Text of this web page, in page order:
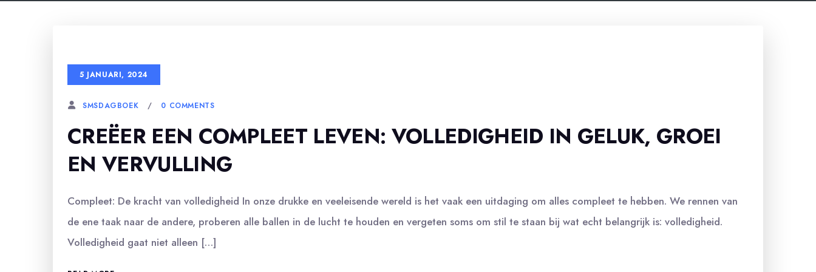
5 JANUARI, 2024
SMSDAGBOEK 0 COMMENTS
CREËER EEN COMPLEET LEVEN: VOLLEDIGHEID IN GELUK, GROEI
EN VERVULLING
Compleet: De kracht van volledigheid In onze drukke en veeleisende wereld is het vaak een uitdaging om alles compleet te hebben. We rennen van
de ene taak naar de andere, proberen alle ballen in de lucht te houden en vergeten soms om stil te staan bij wat echt belangrijk is: volledigheid.
Volledigheid gaat niet alleen […]